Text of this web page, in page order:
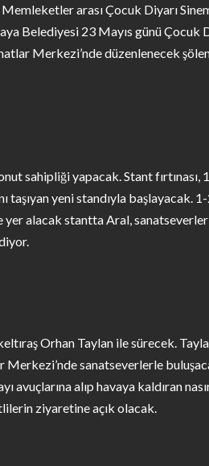
Memleketler arası Çocuk Diyarı
Belediyesi 23 Mayıs günü Çocuk
Merkezi’nde düzenlenecek
sahipliği yapacak. Stant fırtınası,
taşıyan yeni standıyla başlayacak.
yer alacak stantta Aral,
Orhan Taylan ile sürecek.
sanatseverlerle
avuçlarına alıp havaya kaldıran
ziyaretine açık olacak.